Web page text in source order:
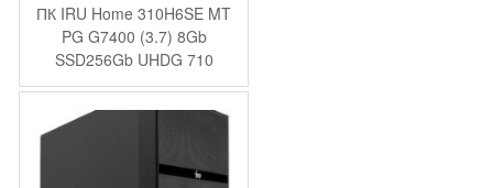
ПК IRU Home 310H6SE MT
PG G7400 (3.7) 8Gb
SSD256Gb UHDG 710
FreeDOS GbitEth 400W
черный (2079980)